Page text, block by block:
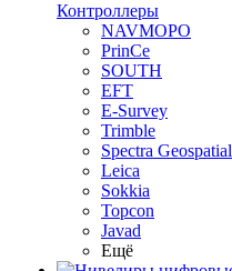
Контроллеры
NAVMOPO
PrinCe
SOUTH
EFT
E-Survey
Trimble
Spectra Geospatial
Leica
Sokkia
Topcon
Javad
Ещё